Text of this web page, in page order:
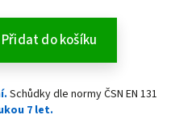
Přidat do košíku
Schůdky dle normy ČSN EN 131
7 let.